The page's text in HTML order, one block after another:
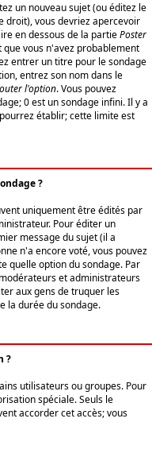
un nouveau sujet (ou éditez le
droit), vous devriez apercevoir
en dessous de la partiePoster
que vous n'avez probablement
entrer un titre pour le sondage
entrez son nom dans le
l'option. Vous pouvez
0 est un sondage infini. Il y a
établir; cette limite est
?
uniquement être édités par
Pour éditer un
message du sujet (il a
n'a encore voté, vous pouvez
quelle option du sondage. Par
et administrateurs
aux gens de truquer les
la durée du sondage.
?
utilisateurs ou groupes. Pour
spéciale. Seuls le
accorder cet accès; vous